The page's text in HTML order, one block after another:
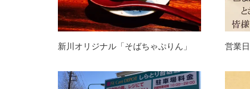
新川オリジナル「そばちゃぷりん」 営業